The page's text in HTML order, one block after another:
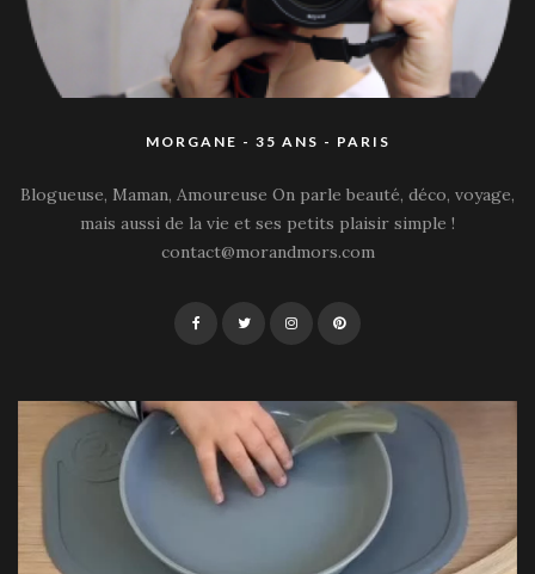
MORGANE - 35 ANS - PARIS
Blogueuse, Maman, Amoureuse On parle beauté, déco, voyage,
mais aussi de la vie et ses petits plaisir simple !
contact@morandmors.com